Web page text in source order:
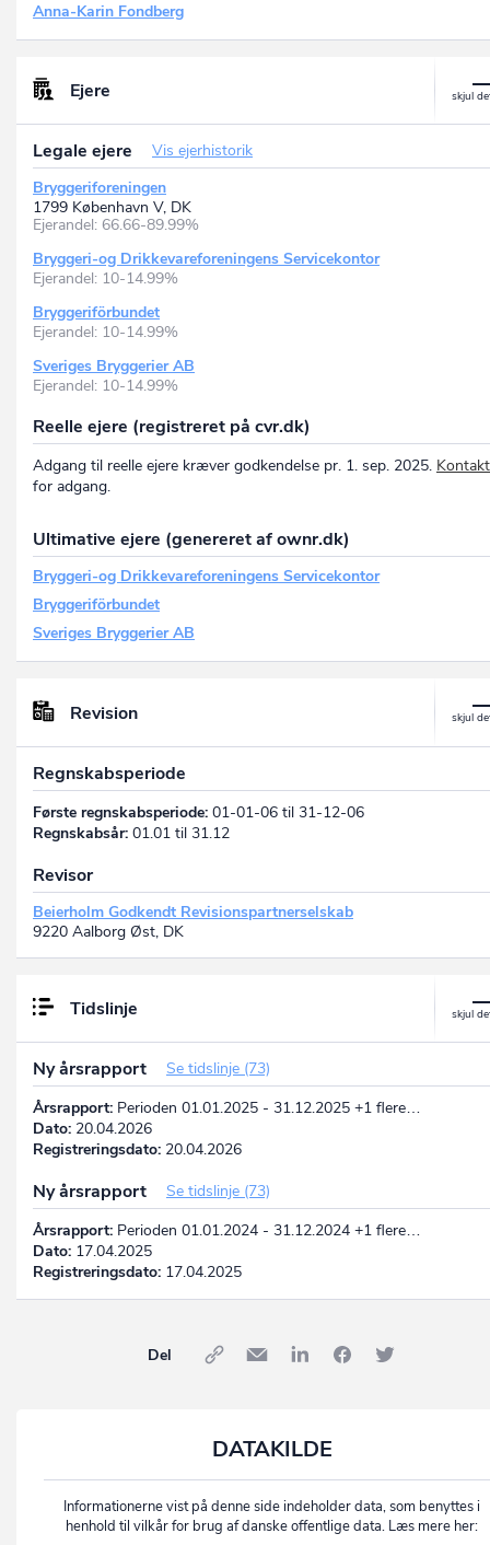
Anna-Karin Fondberg
Ejere
Legale ejere
Vis ejerhistorik
Bryggeriforeningen
1799 København V, DK
Ejerandel: 66.66-89.99%
Bryggeri-og Drikkevareforeningens Servicekontor
Ejerandel: 10-14.99%
Bryggeriförbundet
Ejerandel: 10-14.99%
Sveriges Bryggerier AB
Ejerandel: 10-14.99%
Reelle ejere (registreret på cvr.dk)
Adgang til reelle ejere kræver godkendelse pr. 1. sep. 2025.
for adgang.
Ultimative ejere (genereret af ownr.dk)
Bryggeri-og Drikkevareforeningens Servicekontor
Bryggeriförbundet
Sveriges Bryggerier AB
Revision
Regnskabsperiode
Første regnskabsperiode: 01-01-06 til 31-12-06
Regnskabsår: 01.01 til 31.12
Revisor
Beierholm Godkendt Revisionspartnerselskab
9220 Aalborg Øst, DK
Tidslinje
Ny årsrapport
Se tidslinje (73)
Årsrapport: Perioden 01.01.2025 - 31.12.2025 +1 flere…
Dato: 20.04.2026
Registreringsdato: 20.04.2026
Ny årsrapport
Se tidslinje (73)
Årsrapport: Perioden 01.01.2024 - 31.12.2024 +1 flere…
Dato: 17.04.2025
Registreringsdato: 17.04.2025
Del
DATAKILDE
Informationerne vist på denne side indeholder data, som benyttes i
henhold til vilkår for brug af danske offentlige data. Læs mere her: